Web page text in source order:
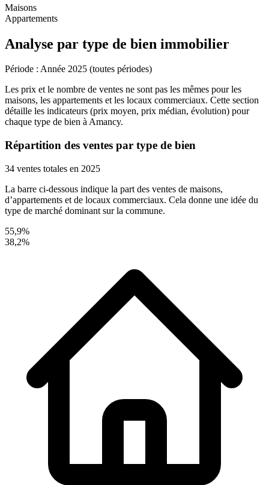
Maisons
Appartements
Analyse par type de bien immobilier
Période : Année 2025 (toutes périodes)
Les prix et le nombre de ventes ne sont pas les mêmes pour les
maisons, les appartements et les locaux commerciaux. Cette section
détaille les indicateurs (prix moyen, prix médian, évolution) pour
chaque type de bien à Amancy.
Répartition des ventes par type de bien
34 ventes totales en 2025
La barre ci-dessous indique la part des ventes de maisons,
d’appartements et de locaux commerciaux. Cela donne une idée du
type de marché dominant sur la commune.
55,9%
38,2%